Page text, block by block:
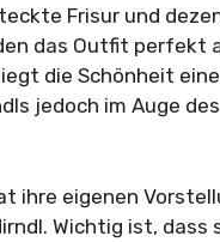
Frisur und
das Outfit perfekt
die Schönheit
jedoch im Auge des
ihre eigenen
Wichtig ist, dass